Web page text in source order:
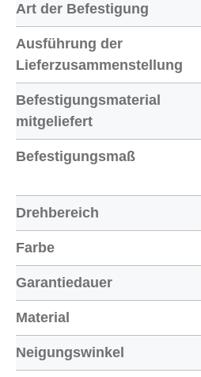
Art der Befestigung
Ausführung der
Lieferzusammenstellung
Befestigungsmaterial
mitgeliefert
Befestigungsmaß
Drehbereich
Farbe
Garantiedauer
Material
Neigungswinkel